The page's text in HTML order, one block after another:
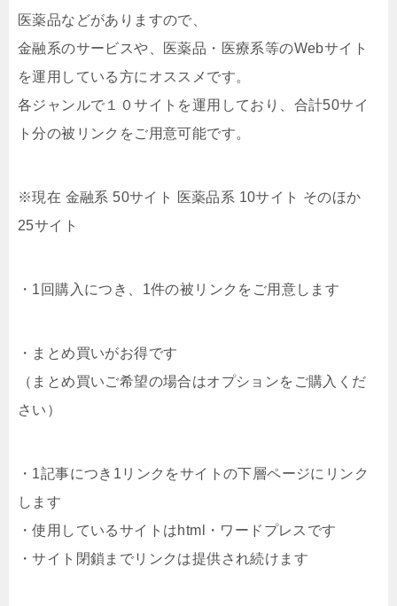
医薬品などがありますので、
金融系のサービスや、医薬品・医療系等のWebサイト
を運用している方にオススメです。
各ジャンルで１０サイトを運用しており、合計50サイ
ト分の被リンクをご用意可能です。
※現在 金融系 50サイト 医薬品系 10サイト そのほか
25サイト
・1回購入につき、1件の被リンクをご用意します
・まとめ買いがお得です
（まとめ買いご希望の場合はオプションをご購入くだ
さい）
・1記事につき1リンクをサイトの下層ページにリンク
します
・使用しているサイトはhtml・ワードプレスです
・サイト閉鎖までリンクは提供され続けます